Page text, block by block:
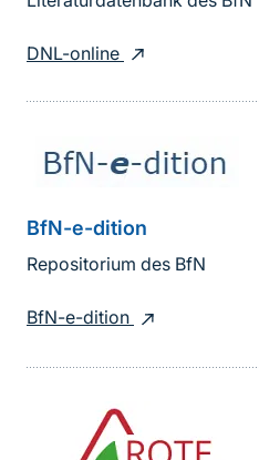
DNL-online
BfN-e-dition
Repositorium des BfN
BfN-e-dition